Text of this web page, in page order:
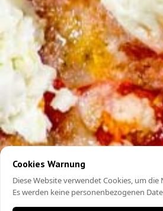
Cookies Warnung
Diese Website verwendet Cookies, um
Es werden keine personenbezogenen